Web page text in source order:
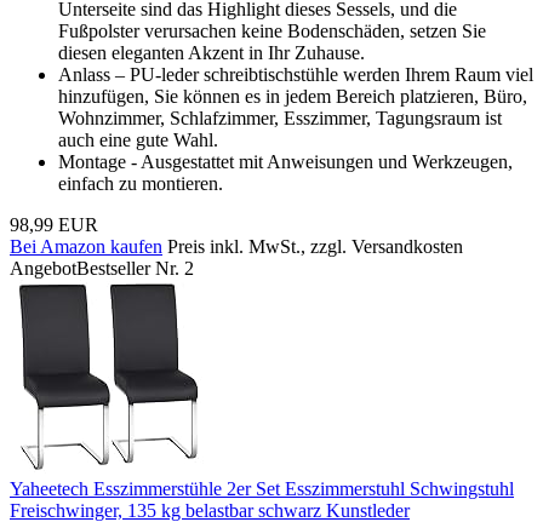
Unterseite sind das Highlight dieses Sessels, und die
Fußpolster verursachen keine Bodenschäden, setzen Sie
diesen eleganten Akzent in Ihr Zuhause.
Anlass – PU-leder schreibtischstühle werden Ihrem Raum viel
hinzufügen, Sie können es in jedem Bereich platzieren, Büro,
Wohnzimmer, Schlafzimmer, Esszimmer, Tagungsraum ist
auch eine gute Wahl.
Montage - Ausgestattet mit Anweisungen und Werkzeugen,
einfach zu montieren.
98,99 EUR
Bei Amazon kaufen Preis inkl. MwSt., zzgl. Versandkosten
AngebotBestseller Nr. 2
Yaheetech Esszimmerstühle 2er Set Esszimmerstuhl Schwingstuhl
Freischwinger, 135 kg belastbar schwarz Kunstleder